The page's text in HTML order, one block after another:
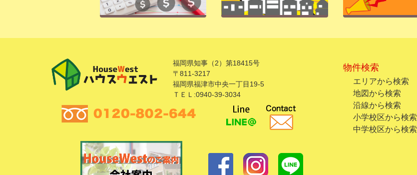
福岡県知事（2）第18415号
〒811-3217
福岡県福津市中央一丁目19-5
ＴＥＬ:0940-39-3034
物件検索
エリアから検索
地図から検索
沿線から検索
小学校区から検索
中学校区から検索